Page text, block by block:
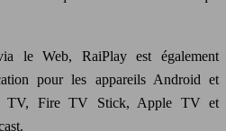
le Web, RaiPlay est également
pour les appareils Android et
TV, Fire TV Stick, Apple TV et